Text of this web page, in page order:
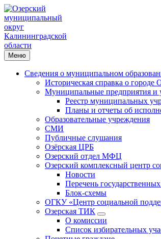
Меню
Сведения о муниципальном
Историческая справка о городе
Муниципальные предприятия и
Реестр муниципальных
Планы и отчеты об
Образовательные учреждения
СМИ
Публичные слушания
Озёрская ЦРБ
Озерский отдел МФЦ
Озерский комплексный центр
Новости
Перечень
Блок-схемы
ОГКУ «Центр социальной
Озерская ТИК
О комиссии
Список избирательных